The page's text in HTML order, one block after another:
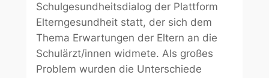
Schulgesundheitsdialog der Plattform
Elterngesundheit statt, der sich dem
Thema Erwartungen der Eltern an die
Schulärzt/innen widmete. Als großes
Problem wurden die Unterschiede